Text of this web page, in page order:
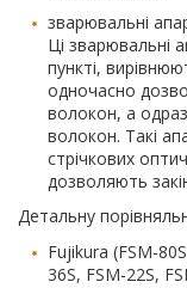
зварювальні
Ці зварювальні
пункті,
одночасно
волокон, а
волокон. Такі
стрічкових
дозволяють
Детальну
Fujikura (FSM-
36S, FSM-22S,